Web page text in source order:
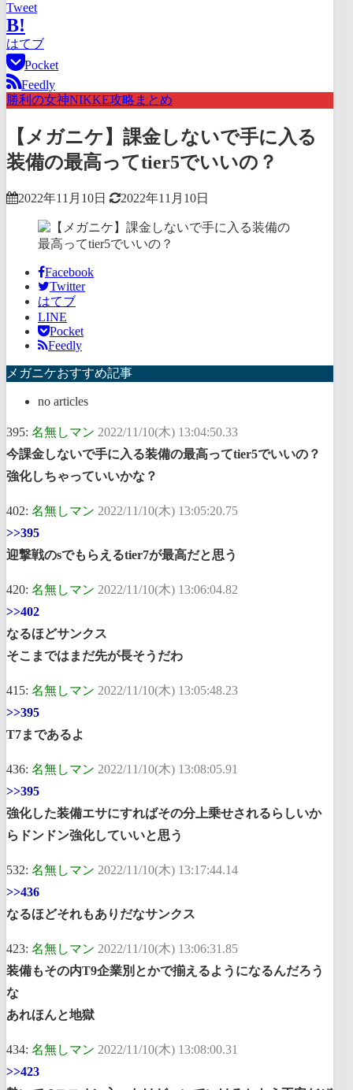
Tweet
B!
はてブ
Pocket
Feedly
勝利の女神NIKKE攻略まとめ
【メガニケ】課金しないで手に入る
装備の最高ってtier5でいいの？
2022年11月10日 2022年11月10日
Facebook
Twitter
はてブ
LINE
Pocket
Feedly
メガニケおすすめ記事
no articles
395: 名無しマン 2022/11/10(木) 13:04:50.33
今課金しないで手に入る装備の最高ってtier5でいいの？
強化しちゃっていいかな？
402: 名無しマン 2022/11/10(木) 13:05:20.75
>>395
迎撃戦のsでもらえるtier7が最高だと思う
420: 名無しマン 2022/11/10(木) 13:06:04.82
>>402
なるほどサンクス
そこまではまだ先が長そうだわ
415: 名無しマン 2022/11/10(木) 13:05:48.23
>>395
T7まであるよ
436: 名無しマン 2022/11/10(木) 13:08:05.91
>>395
強化した装備エサにすればその分上乗せされるらしいか
らドンドン強化していいと思う
532: 名無しマン 2022/11/10(木) 13:17:44.14
>>436
なるほどそれもありだなサンクス
423: 名無しマン 2022/11/10(木) 13:06:31.85
装備もその内T9企業別とかで揃えるようになるんだろう
な
あれほんと地獄
434: 名無しマン 2022/11/10(木) 13:08:00.31
>>423